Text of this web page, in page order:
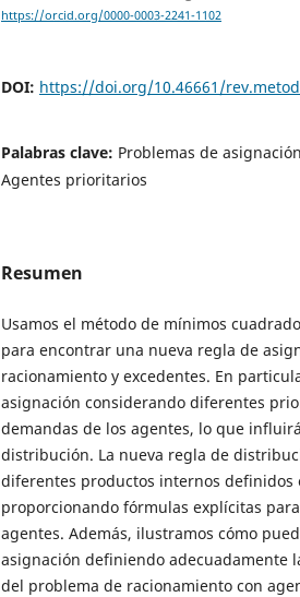
https://orcid.org/0000-0003-2241-1102
DOI: https://doi.org/10.46661/
Palabras clave: Problemas de
Agentes prioritarios
Resumen
Usamos el método de mínimos
para encontrar una nueva regla de
racionamiento y excedentes. En
asignación considerando diferentes
demandas de los agentes, lo que
distribución. La nueva regla de
diferentes productos internos definidos
proporcionando fórmulas explícitas
agentes. Además, ilustramos cómo
asignación definiendo adecuadamente
del problema de racionamiento con